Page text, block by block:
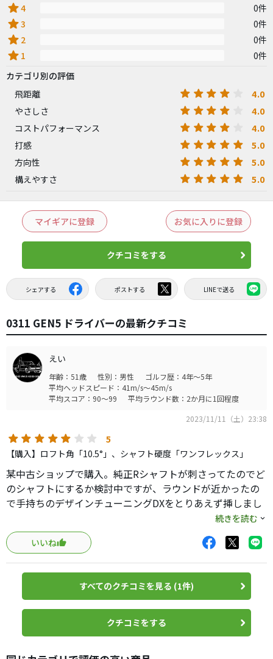
star4 0件
star3 0件
star 2 0件
star 1
0件
カテゴリ別の評価
飛距離
4.0
やさしさ 4.0
コストパフォーマンス 4.0
打感 5.0
方向性 5.0
構えやすさ 5.0
マイギアに登録 お気に入りに登録
クチコミをする
シェアする ポストする LINEで送る
0311 GEN5 ドライバーの最新クチコミ
えい
年齢：51歳 性別：男性
ゴルフ歴：4年～5年
平均ヘッドスピード：41m/s～45m/s
平均スコア：90～99
平均ラウンド数：2か月に1回程度
2023/11/11（土）23:38
5
【購入】ロフト角「10.5°」、シャフト硬度「ワンフレックス」
某中古ショップで購入。純正Rシャフトが刺さってたのでど
のシャフトにするか検討中ですが、ラウンドが近かったの
で手持ちのデザインチューニングDXをとりあえず挿しまし
た。軽く振って230〜240yd。ミスへの寛容性も高いです。
球が上がりやすいのでロフト▲1.5度、ウェイトはフェード
バイヤスにしてます。
続きを読む
いいね
すべてのクチコミを見る (1件)
クチコミをする